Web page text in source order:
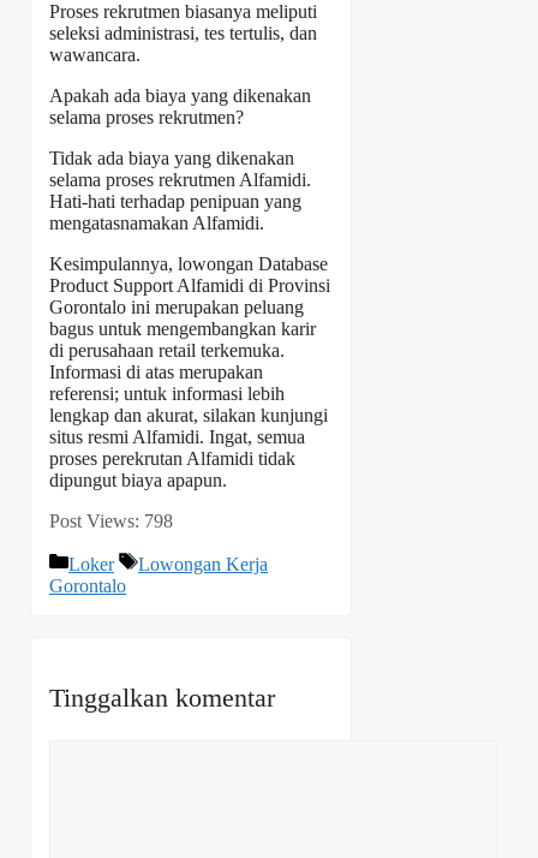
Proses rekrutmen biasanya meliputi
seleksi administrasi, tes tertulis, dan
wawancara.
Apakah ada biaya yang dikenakan
selama proses rekrutmen?
Tidak ada biaya yang dikenakan
selama proses rekrutmen Alfamidi.
Hati-hati terhadap penipuan yang
mengatasnamakan Alfamidi.
Kesimpulannya, lowongan Database
Product Support Alfamidi di Provinsi
Gorontalo ini merupakan peluang
bagus untuk mengembangkan karir
di perusahaan retail terkemuka.
Informasi di atas merupakan
referensi; untuk informasi lebih
lengkap dan akurat, silakan kunjungi
situs resmi Alfamidi. Ingat, semua
proses perekrutan Alfamidi tidak
dipungut biaya apapun.
Post Views: 798
Kategori
Loker Tag
Lowongan Kerja
Gorontalo
Tinggalkan komentar